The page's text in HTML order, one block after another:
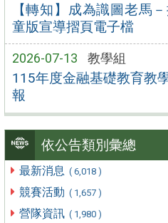
【轉知】成為識圖老馬
童版宣導摺頁電子檔
2026-07-13 教學組
115年度金融基礎教育教
報
依公告類別彙總
最新消息 ( 6,018 )
競賽活動 ( 1,657 )
營隊資訊 ( 1,980 )